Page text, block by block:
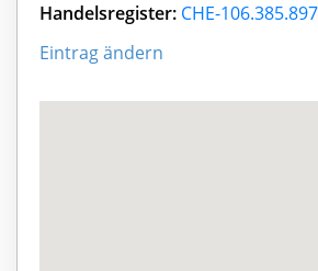
Handelsregister: CHE-106.385.897
Eintrag ändern